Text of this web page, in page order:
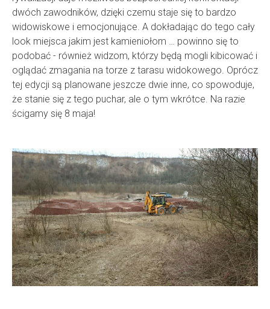
dwóch zawodników, dzięki czemu staje się to bardzo
widowiskowe i emocjonujące. A dokładając do tego cały
look miejsca jakim jest kamieniołom … powinno się to
podobać - również widzom, którzy będą mogli kibicować i
oglądać zmagania na torze z tarasu widokowego. Oprócz
tej edycji są planowane jeszcze dwie inne, co spowoduje,
że stanie się z tego puchar, ale o tym wkrótce. Na razie
ścigamy się 8 maja!